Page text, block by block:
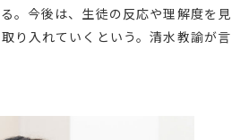
。今後は、生徒の反応や理解度を見
り入れていくという。清水教諭が言